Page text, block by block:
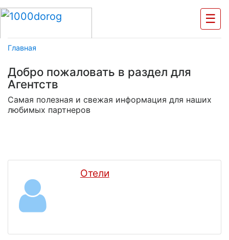
☰
Главная
Добро пожаловать в раздел для
Агентств
Самая полезная и свежая информация для наших
любимых партнеров
Отели